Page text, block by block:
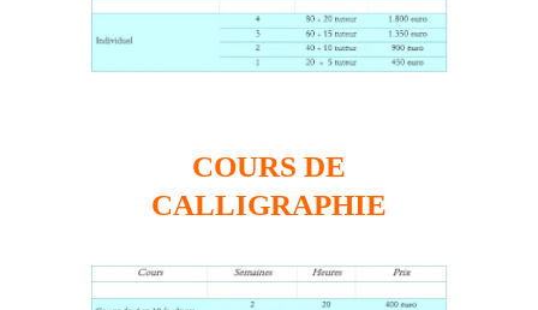
COURS DE
CALLIGRAPHIE